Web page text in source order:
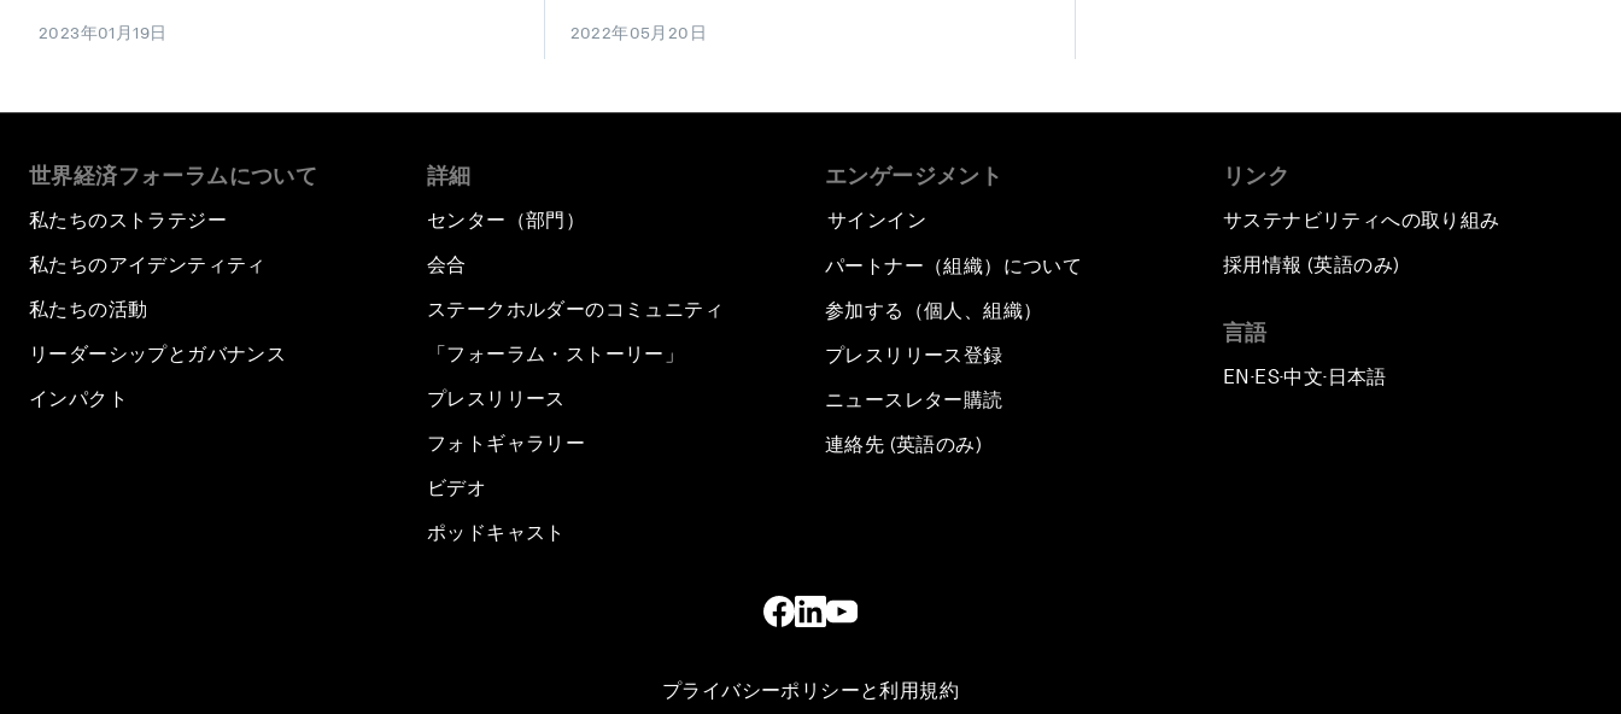
2023年01月19日 2022年05月20日
世界経済フォーラムについて
私たちのストラテジー
私たちのアイデンティティ
私たちの活動
リーダーシップとガバナンス
インパクト
詳細
センター（部門）
会合
ステークホルダーのコミュニティ
「フォーラム・ストーリー」
プレスリリース
フォトギャラリー
ビデオ
ポッドキャスト
エンゲージメント
サインイン
パートナー（組織）について
参加する（個人、組織）
プレスリリース登録
ニュースレター購読
連絡先 (英語のみ)
リンク
サステナビリティへの取り組み
採用情報 (英語のみ)
言語
EN ▪ ES▪中文▪ 日本語
プライバシーポリシーと利用規約